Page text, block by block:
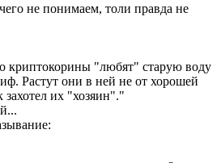
не понимаем, толи правда не
криптокорины "любят" старую воду
Растут они в ней не от хорошей
захотел их "хозяин"."